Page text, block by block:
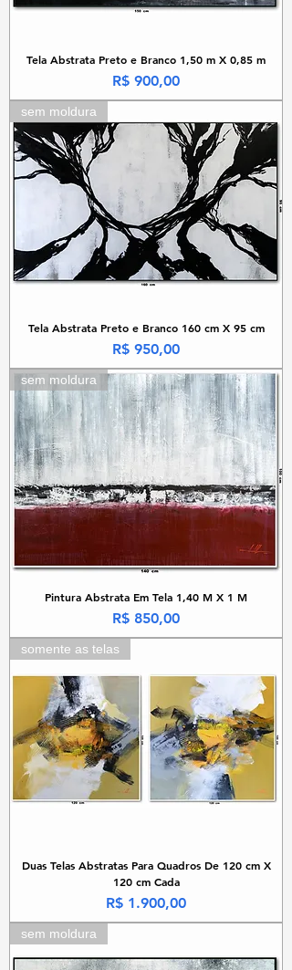
Tela Abstrata Preto e Branco 1,50 m X 0,85 m
Preço
R$ 900,00
sem moldura
Tela Abstrata Preto e Branco 160 cm X 95 cm
Preço
R$ 950,00
sem moldura
Pintura Abstrata Em Tela 1,40 M X 1 M
Preço
R$ 850,00
somente as telas
Duas Telas Abstratas Para Quadros De 120 cm X
120 cm Cada
Preço
R$ 1.900,00
sem moldura